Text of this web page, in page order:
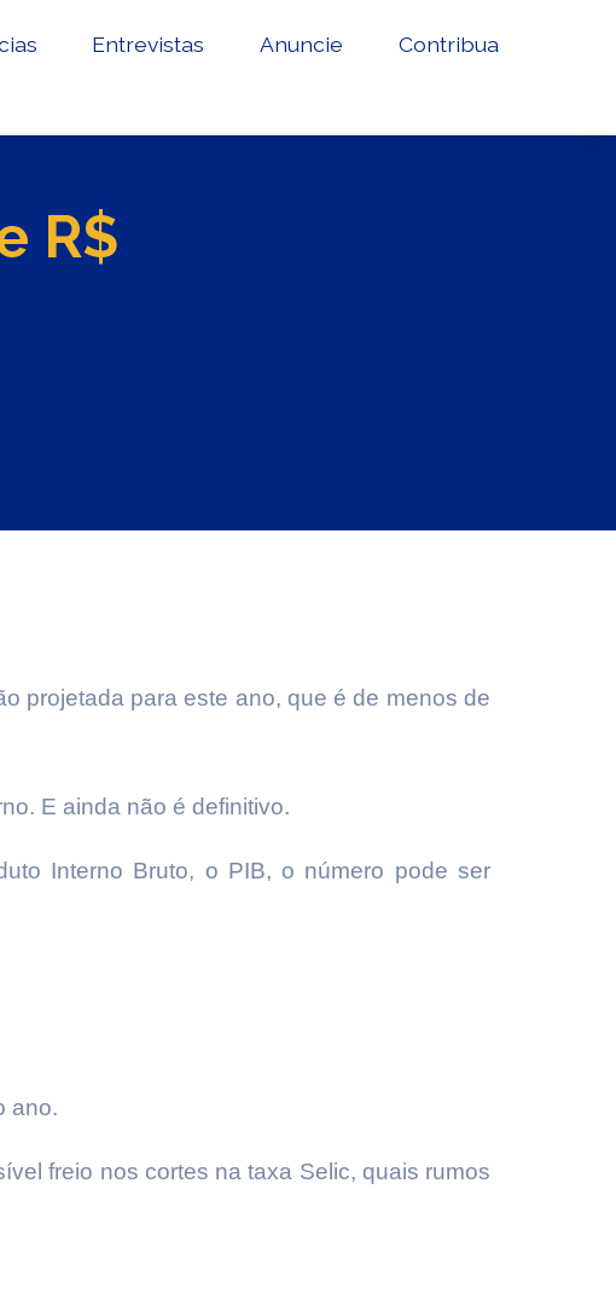
Entrevistas Anuncie
Contribua
R$
projetada para este ano, que é de menos de
E ainda não é definitivo.
Interno Bruto, o PIB, o número pode ser
ano.
freio nos cortes na taxa Selic, quais rumos